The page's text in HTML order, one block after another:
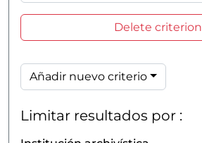
Delete criterion
Añadir nuevo criterio
Limitar resultados por :